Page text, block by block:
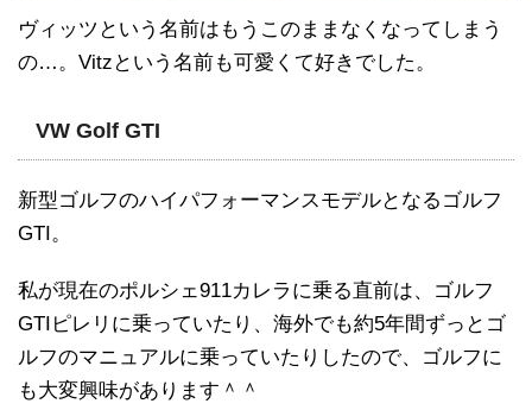
ヴィッツという名前はもうこのままなくなってしまう
の…。Vitzという名前も可愛くて好きでした。
VW Golf GTI
新型ゴルフのハイパフォーマンスモデルとなるゴルフ
GTI。
私が現在のポルシェ911カレラに乗る直前は、ゴルフ
GTIピレリに乗っていたり、海外でも約5年間ずっとゴ
ルフのマニュアルに乗っていたりしたので、ゴルフに
も大変興味があります＾＾